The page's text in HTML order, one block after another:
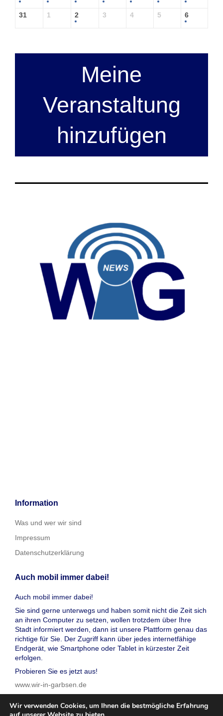
31 1 2 3 4 5 6
Meine
Veranstaltung
hinzufügen
Information
Was und wer wir sind
Impressum
Datenschutzerklärung
Auch mobil immer dabei!
Auch mobil immer dabei!
Sie sind gerne unterwegs und haben somit nicht die Zeit sich
an ihren Computer zu setzen, wollen trotzdem über Ihre
Stadt informiert werden, dann ist unsere Plattform genau das
richtige für Sie. Der Zugriff kann über jedes internetfähige
Endgerät, wie Smartphone oder Tablet in kürzester Zeit
erfolgen.
Probieren Sie es jetzt aus!
www.wir-in-garbsen.de
Wir verwenden Cookies, um Ihnen die bestmögliche Erfahrung